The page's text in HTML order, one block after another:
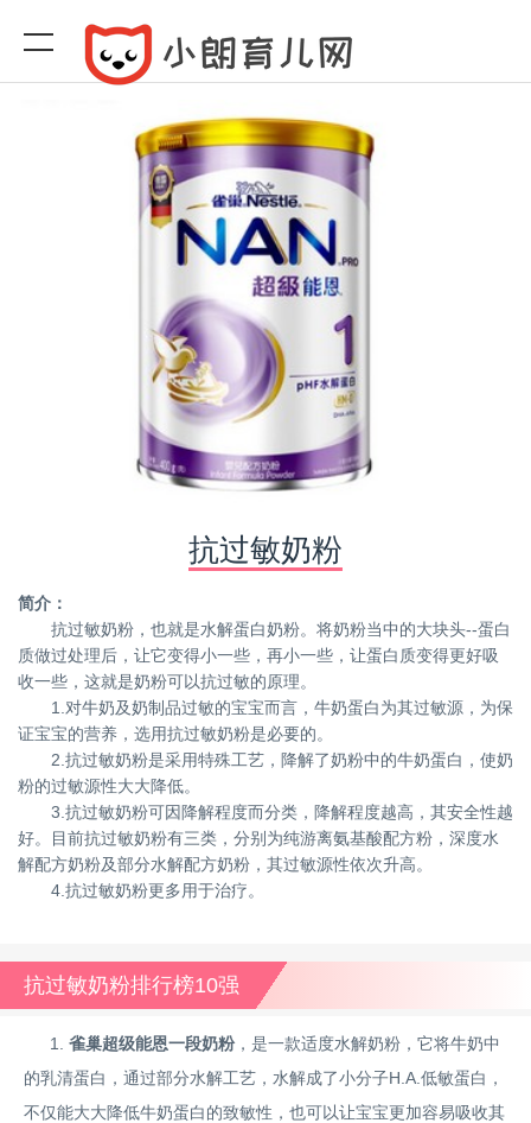
抗过敏奶粉
简介：
抗过敏奶粉，也就是水解蛋白奶粉。将奶粉当中的大块头--蛋白
质做过处理后，让它变得小一些，再小一些，让蛋白质变得更好吸
收一些，这就是奶粉可以抗过敏的原理。
1.对牛奶及奶制品过敏的宝宝而言，牛奶蛋白为其过敏源，为保
证宝宝的营养，选用抗过敏奶粉是必要的。
2.抗过敏奶粉是采用特殊工艺，降解了奶粉中的牛奶蛋白，使奶
粉的过敏源性大大降低。
3.抗过敏奶粉可因降解程度而分类，降解程度越高，其安全性越
好。目前抗过敏奶粉有三类，分别为纯游离氨基酸配方粉，深度水
解配方奶粉及部分水解配方奶粉，其过敏源性依次升高。
4.抗过敏奶粉更多用于治疗。
抗过敏奶粉排行榜10强
1.雀巢超级能恩一段奶粉，是一款适度水解奶粉，它将牛奶中
的乳清蛋白，通过部分水解工艺，水解成了小分子H.A.低敏蛋白，
不仅能大大降低牛奶蛋白的致敏性，也可以让宝宝更加容易吸收其